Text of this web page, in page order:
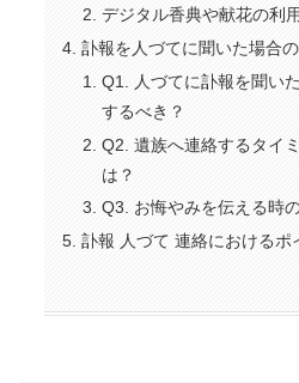
デジタル香典や献花の利用
訃報を人づてに聞いた場合
Q1. 人づてに訃報を聞い
するべき？
Q2. 遺族へ連絡するタイ
は？
Q3. お悔やみを伝える時
訃報 人づて 連絡におけるポ